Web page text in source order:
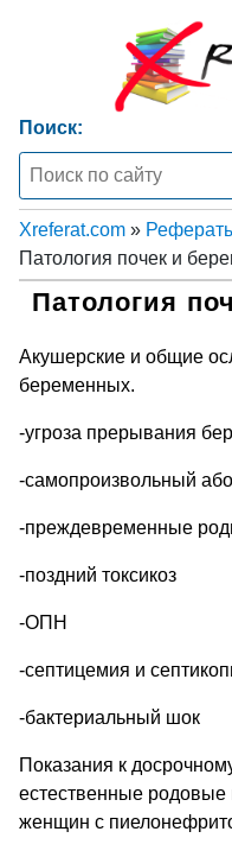
Поиск:
Xreferat.com »
Патология почек и
Патология
Акушерские и общие
беременных.
-угроза прерывания
-самопроизвольный
-преждевременные
-поздний токсикоз
-ОПН
-септицемия и
-бактериальный шок
Показания к
естественные родовые
женщин с